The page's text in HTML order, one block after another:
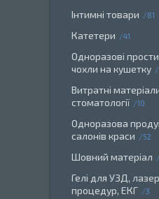
Інтимні товари 81
Катетери 41
Одноразові
чохли на кушетку
Витратні
стоматології
10
Одноразова
салонів краси
52
Шовний матеріал
Гелі для УЗД,
процедур, ЕКГ
3